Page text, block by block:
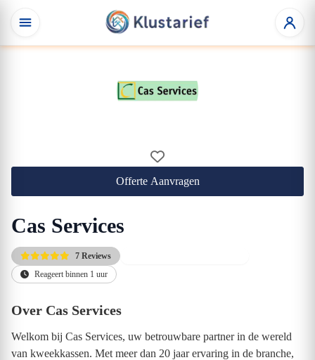
Offerte Aanvragen
Cas Services
7 Reviews
Reageert binnen 1 uur
Over Cas Services
Welkom bij Cas Services, uw betrouwbare partner in de wereld
van kweekkassen. Met meer dan 20 jaar ervaring in de branche,